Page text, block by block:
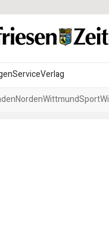
ServiceVerlag
NordenWittmundSport